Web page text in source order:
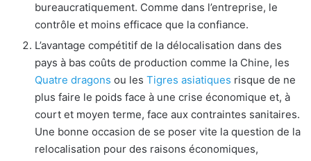
bureaucratiquement. Comme dans l’entreprise, le
contrôle et moins efficace que la confiance.
L’avantage compétitif de la délocalisation dans des
pays à bas coûts de production comme la Chine, les
Quatre dragons ou les Tigres asiatiques risque de ne
plus faire le poids face à une crise économique et, à
court et moyen terme, face aux contraintes sanitaires.
Une bonne occasion de se poser vite la question de la
relocalisation pour des raisons économiques,